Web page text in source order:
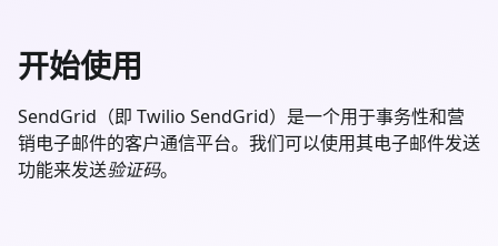
开始使用
SendGrid（即 Twilio SendGrid）是一个用于事务性和营
销电子邮件的客户通信平台。我们可以使用其电子邮件发送
功能来发送验证码。